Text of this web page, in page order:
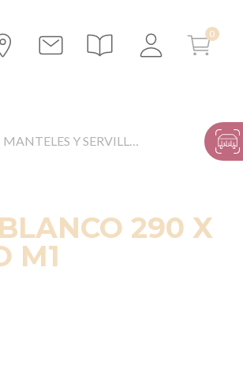
MANTELES Y SERVILLETAS
290 X
M1